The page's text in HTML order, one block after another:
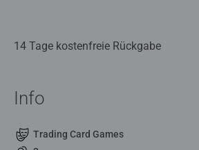
14 Tage kostenfreie Rückgabe
Info
Trading Card Games